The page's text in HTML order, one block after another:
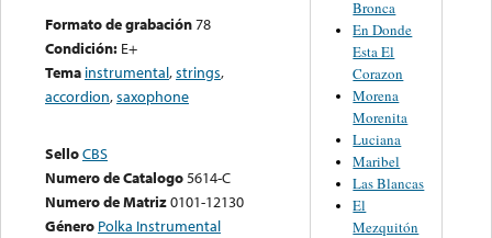
Formato de grabación78
Condición: E+
Tema instrumental,strings,
accordion,saxophone
SelloCBS
Numero de Catalogo5614-C
Numero de Matriz0101-12130
Género Polka Instrumental
Bronca
En Donde
Esta El
Corazon
Morena
Morenita
Luciana
Maribel
Las Blancas
El
Mezquitón